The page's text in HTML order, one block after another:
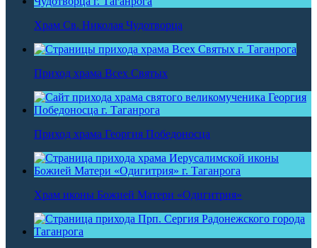
Храм Св. Николая Чудотворца
Приход храма Всех Святых
Приход храма Георгия Победоносца
Храм иконы Божией Матери «Одигитрия»